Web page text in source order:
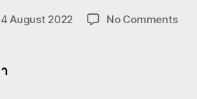
4 August 2022 No Commentson